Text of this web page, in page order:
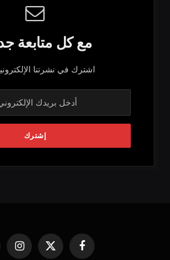
مع كل متابعة
اشترك في نشرتنا
فيسبوك
X